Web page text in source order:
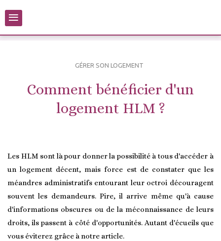
≡
GÉRER SON LOGEMENT
Comment bénéficier d'un
logement HLM ?
Les HLM sont là pour donner la possibilité à tous d'accéder à
un logement décent, mais force est de constater que les
méandres administratifs entourant leur octroi découragent
souvent les demandeurs. Pire, il arrive même qu'à cause
d'informations obscures ou de la méconnaissance de leurs
droits, ils passent à côté d'opportunités. Autant d'écueils que
vous éviterez grâce à notre article.